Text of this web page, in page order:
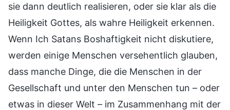
sie dann deutlich realisieren, oder sie klar als die
Heiligkeit Gottes, als wahre Heiligkeit erkennen.
Wenn Ich Satans Boshaftigkeit nicht diskutiere,
werden einige Menschen versehentlich glauben,
dass manche Dinge, die die Menschen in der
Gesellschaft und unter den Menschen tun – oder
etwas in dieser Welt – im Zusammenhang mit der